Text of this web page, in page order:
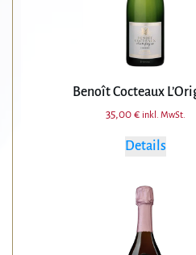
Benoît Cocteaux
35,00 € inkl. MwSt.
Details